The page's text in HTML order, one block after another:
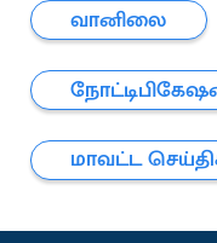
வானிலை
மாவட்ட